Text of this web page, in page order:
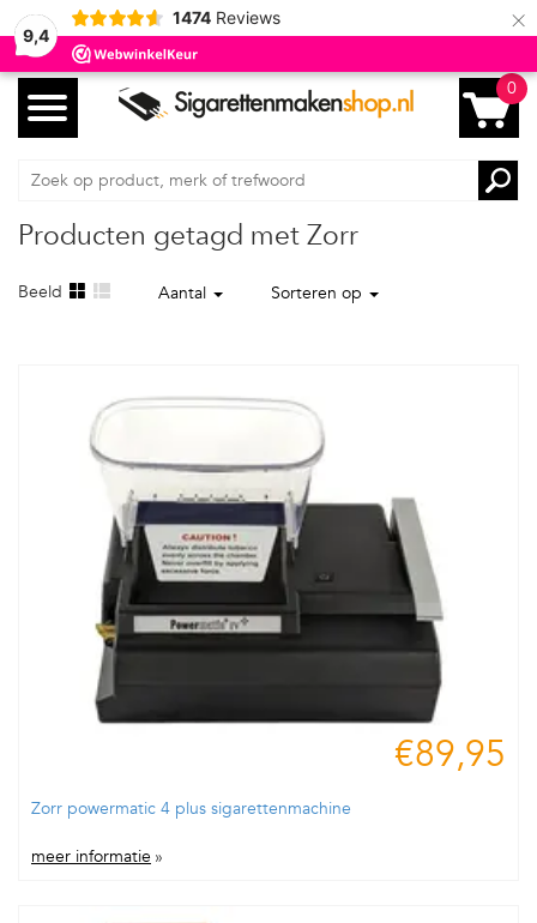
9,4
1474 Reviews ×
0
Producten getagd met Zorr
Beeld Aantal Sorteren op
€89,95
Zorr powermatic 4 plus sigarettenmachine
meer informatie »